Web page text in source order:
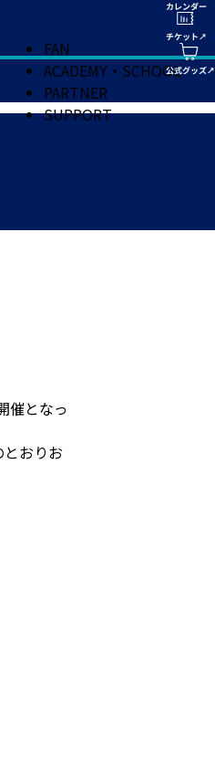
FAN
ACADEMY・SCHOOL
PARTNER
SUPPORT
催となっ
おりお